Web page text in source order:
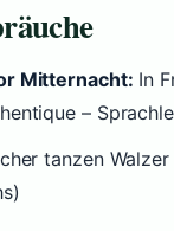
Mitternacht: In
–
tanzen